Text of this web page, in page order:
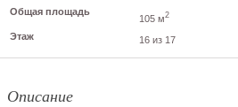
Общая площадь
105 м2
Этаж 16 из 17
Описание